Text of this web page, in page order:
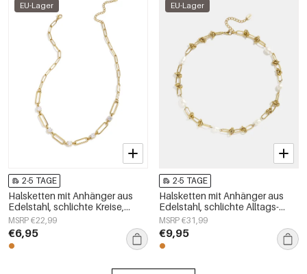
EU-Lager
2-5 TAGE
Halsketten mit Anhänger aus
Edelstahl, schlichte Kreise,
Alltagsschmuck-Serie,
Damenschmuck
MSRP €22,99
€6,95
EU-Lager
2-5 TAGE
Halsketten mit Anhänger aus
Edelstahl, schlichte Alltags-
Serie, Damenschmuck
MSRP €31,99
€9,95